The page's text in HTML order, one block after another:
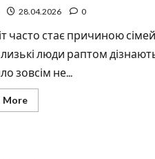
28.04.2026 0
часто стає причиною
люди раптом
зовсім не...
MoreRead
more